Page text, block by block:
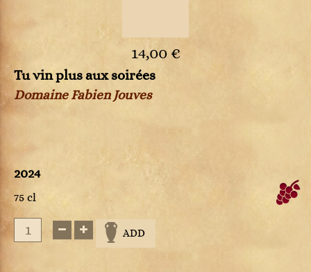
14,00 €
Tu vin plus aux soirées
Domaine Fabien Jouves
2024
75 cl
ADD